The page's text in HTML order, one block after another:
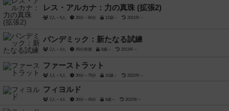
レス・アルカナ：力の真珠 (拡張2)
2人～5人 20分～60分 12歳～ 2021年～
パンデミック：新たなる試練
2人～4人 45分前後 8歳～ 2013年～
ファーストラット
1人～5人 30分～75分 10歳～ 2022年～
フィヨルド
2人～4人 30分～45分 8歳～ 2022年～